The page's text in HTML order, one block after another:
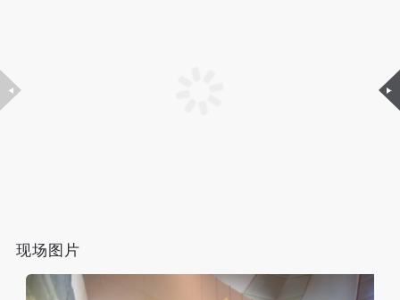
现场图片
极策划国际、国内多视角、多领域的展览、论坛及公
有公教活动。
二、拍摄内容、使用形式、使用地域范围
（1）、拍摄内容 乙方拍摄的带有甲方肖像的作品内
极策划国际、国内多视角、多领域的展览、论坛及公
有公教活动。
二、拍摄内容、使用形式、使用地域范围
（1）、拍摄内容 乙方拍摄的带有甲方肖像的作品内
极策划国际、国内多视角、多领域的展览、论坛及公
有公教活动。
二、拍摄内容、使用形式、使用地域范围
（1）、拍摄内容 乙方拍摄的带有甲方肖像的作品内